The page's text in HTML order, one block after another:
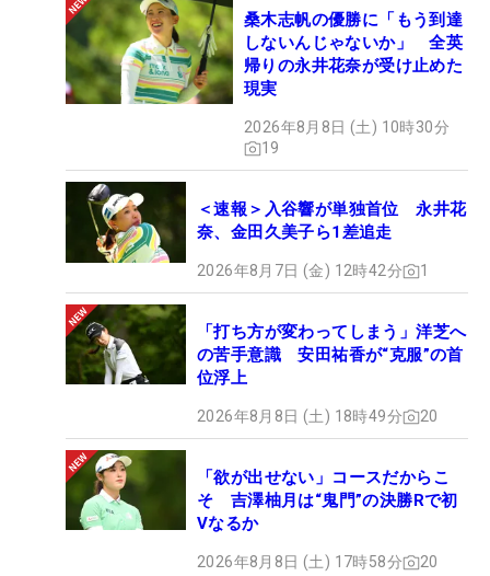
桑木志帆の優勝に「もう到達
しないんじゃないか」 全英
帰りの永井花奈が受け止めた
現実
2026年8月8日 (土) 10時30分
19
＜速報＞入谷響が単独首位 永井花
奈、金田久美子ら1差追走
2026年8月7日 (金) 12時42分 1
「打ち方が変わってしまう」洋芝へ
の苦手意識 安田祐香が“克服”の首
位浮上
2026年8月8日 (土) 18時49分 20
「欲が出せない」コースだからこ
そ 吉澤柚月は“鬼門”の決勝Rで初
Vなるか
2026年8月8日 (土) 17時58分 20